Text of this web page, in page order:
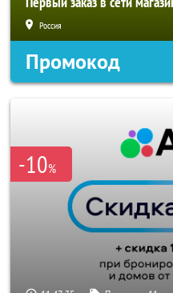
Россия
Промокод
-10%